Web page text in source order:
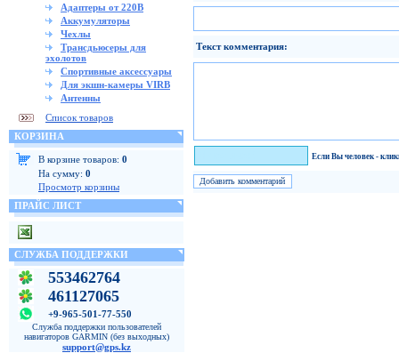
Адаптеры от 220В
Аккумуляторы
Чехлы
Трансдьюсеры для
эхолотов
Спортивные аксессуары
Для экшн-камеры VIRB
Антенны
Список товаров
КОРЗИНА
В корзине товаров: 0
На сумму: 0
Просмотр корзины
ПРАЙС ЛИСТ
СЛУЖБА ПОДДЕРЖКИ
553462764
461127065
+9-965-501-77-550
Служба поддержки пользователей
навигаторов GARMIN (без выходных)
support@gps.kz
Текст комментария:
Если Вы человек -